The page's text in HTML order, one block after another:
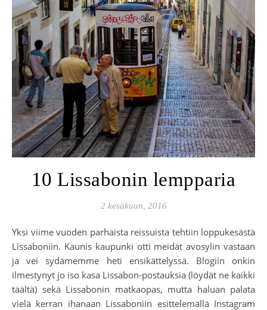
10 Lissabonin lempparia
2 kesäkuun, 2016
Yksi viime vuoden parhaista reissuista tehtiin loppukesästä
Lissaboniin. Kaunis kaupunki otti meidät avosylin vastaan
ja vei sydämemme heti ensikättelyssä. Blogiin onkin
ilmestynyt jo iso kasa Lissabon-postauksia (löydät ne kaikki
täältä) sekä Lissabonin matkaopas, mutta haluan palata
vielä kerran ihanaan Lissaboniin esittelemällä Instagram